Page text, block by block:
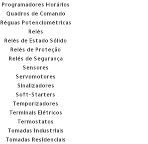
Programadores Horários
Quadros de Comando
Réguas Potenciométricas
Relés
Relés de Estado Sólido
Relés de Proteção
Relés de Segurança
Sensores
Servomotores
Sinalizadores
Soft-Starters
Temporizadores
Terminais Elétricos
Termostatos
Tomadas Industriais
Tomadas Residenciais